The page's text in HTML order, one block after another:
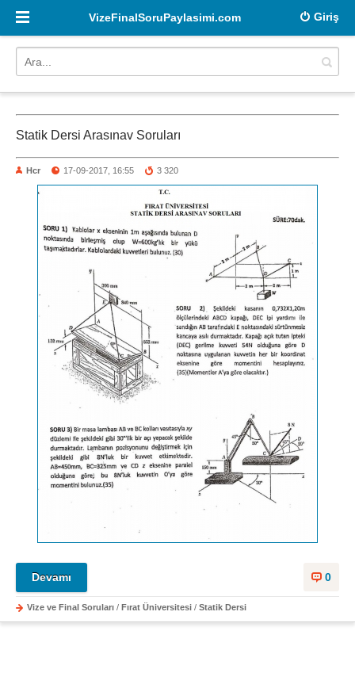
Giriş
VizeFinalSoruPaylasimi.com
Statik Dersi Arasınav Soruları
Hcr 17-09-2017, 16:55 3 320
0
Devamı
Vize ve Final Soruları / Fırat Üniversitesi / Statik Dersi